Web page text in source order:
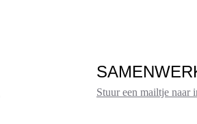
Stuur een mailtje naar